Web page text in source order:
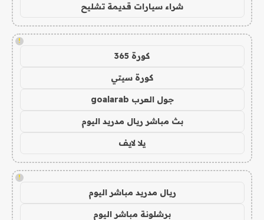
شراء سيارات قديمة تشليح
!
كورة 365
كورة سيتي
جول العرب goalarab
بث مباشر ريال مدريد اليوم
يلا لايف
!
ريال مدريد مباشر اليوم
برشلونة مباشر اليوم